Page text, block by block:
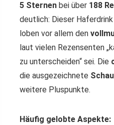
5 Sternen bei über 188
deutlich: Dieser
loben vor allem den
laut vielen Rezensenten
zu unterscheiden“ sei. Die
die ausgezeichnete
weitere Pluspunkte.
Häufig gelobte Aspekte: